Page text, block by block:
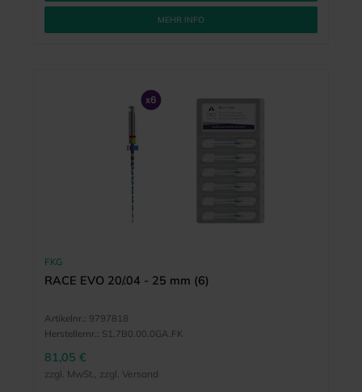
MEHR INFO
FKG
RACE EVO 20/.04 - 25 mm (6)
Artikelnr.: 9797818
Herstellernr.: S1.7B0.00.0GA.FK
81,05 €
zzgl. MwSt., zzgl. Versand